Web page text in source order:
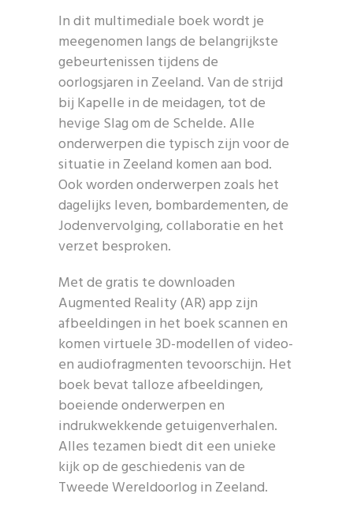
In dit multimediale boek wordt je
meegenomen langs de belangrijkste
gebeurtenissen tijdens de
oorlogsjaren in Zeeland. Van de strijd
bij Kapelle in de meidagen, tot de
hevige Slag om de Schelde. Alle
onderwerpen die typisch zijn voor de
situatie in Zeeland komen aan bod.
Ook worden onderwerpen zoals het
dagelijks leven, bombardementen, de
Jodenvervolging, collaboratie en het
verzet besproken.
Met de gratis te downloaden
Augmented Reality (AR) app zijn
afbeeldingen in het boek scannen en
komen virtuele 3D-modellen of video-
en audiofragmenten tevoorschijn. Het
boek bevat talloze afbeeldingen,
boeiende onderwerpen en
indrukwekkende getuigenverhalen.
Alles tezamen biedt dit een unieke
kijk op de geschiedenis van de
Tweede Wereldoorlog in Zeeland.